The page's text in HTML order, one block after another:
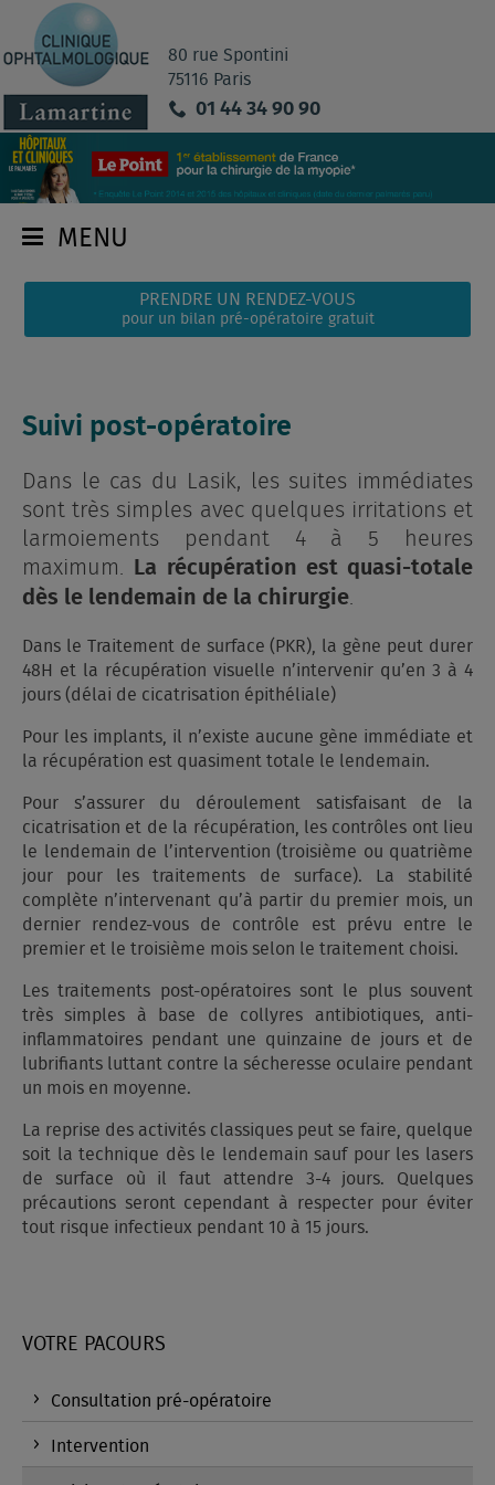
80 rue Spontini
75116 Paris
01 44 34 90 90
MENU
PRENDRE UN RENDEZ-VOUS
pour un bilan pré-opératoire gratuit
Suivi post-opératoire
Dans le cas du Lasik, les suites immédiates
sont très simples avec quelques irritations et
larmoiements pendant 4 à 5 heures
maximum.
La récupération est quasi-totale
dès le lendemain de la chirurgie.
Dans le Traitement de surface (PKR), la gène peut durer
48H et la récupération visuelle n’intervenir qu’en 3 à 4
jours (délai de cicatrisation épithéliale)
Pour les implants, il n’existe aucune gène immédiate et
la récupération est quasiment totale le lendemain.
Pour s’assurer du déroulement satisfaisant de la
cicatrisation et de la récupération, les contrôles ont lieu
le lendemain de l’intervention (troisième ou quatrième
jour pour les traitements de surface). La stabilité
complète n’intervenant qu’à partir du premier mois, un
dernier rendez-vous de contrôle est prévu entre le
premier et le troisième mois selon le traitement choisi.
Les traitements post-opératoires sont le plus souvent
très simples à base de collyres antibiotiques, anti-
inflammatoires pendant une quinzaine de jours et de
lubrifiants luttant contre la sécheresse oculaire pendant
un mois en moyenne.
La reprise des activités classiques peut se faire, quelque
soit la technique dès le lendemain sauf pour les lasers
de surface où il faut attendre 3-4 jours. Quelques
précautions seront cependant à respecter pour éviter
tout risque infectieux pendant 10 à 15 jours.
VOTRE PACOURS
Consultation pré-opératoire
Intervention